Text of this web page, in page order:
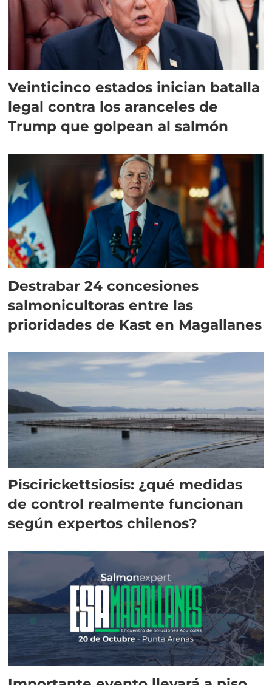
Veinticinco estados inician batalla
legal contra los aranceles de
Trump que golpean al salmón
Destrabar 24 concesiones
salmonicultoras entre las
prioridades de Kast en Magallanes
Piscirickettsiosis: ¿qué medidas
de control realmente funcionan
según expertos chilenos?